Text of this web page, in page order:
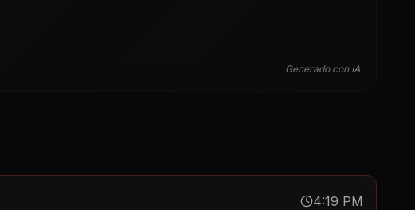
Generado con IA
4:19 PM